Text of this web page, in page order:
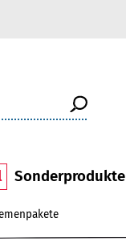
Sonderprodukte